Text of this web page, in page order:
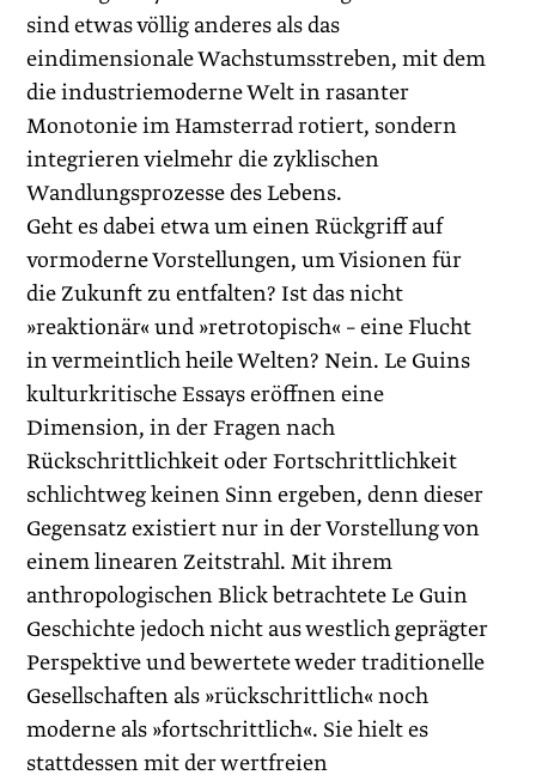
sind etwas völlig anderes als das
eindimensionale Wachstumsstreben, mit dem
die industriemoderne Welt in rasanter
Monotonie im Hamsterrad rotiert, sondern
integrieren vielmehr die zyklischen
Wandlungsprozesse des Lebens.
Geht es dabei etwa um einen Rückgriff auf
vormoderne Vorstellungen, um Visionen für
die Zukunft zu entfalten? Ist das nicht
»reaktionär« und »retrotopisch« – eine Flucht
in vermeintlich heile Welten? Nein. Le Guins
kulturkritische Essays eröffnen eine
Dimension, in der Fragen nach
Rückschrittlichkeit oder Fortschrittlichkeit
schlichtweg keinen Sinn ergeben, denn dieser
Gegensatz existiert nur in der Vorstellung von
einem linearen Zeitstrahl. Mit ihrem
anthropologischen Blick betrachtete Le Guin
Geschichte jedoch nicht aus westlich geprägter
Perspektive und bewertete weder traditionelle
Gesellschaften als »rückschrittlich« noch
moderne als »fortschrittlich«. Sie hielt es
stattdessen mit der wertfreien